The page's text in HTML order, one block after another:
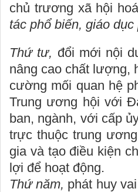
chủ trương xã hội
tác phổ biến, giáo
Thứ tư, đổi mới nội
nâng cao chất lượng,
cường mối quan hệ
Trung ương hội với
ban, ngành, với cấp
trực thuộc trung
gia và tạo điều kiện
lợi để hoạt động.
Thứ năm, phát huy